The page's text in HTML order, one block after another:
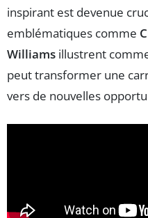
inspirant est devenue
emblématiques comme
Williams illustrent
peut transformer une
vers de nouvelles